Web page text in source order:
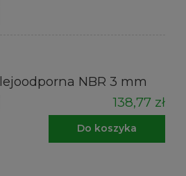
NBR 3 mm
138,77 zł
Do koszyka